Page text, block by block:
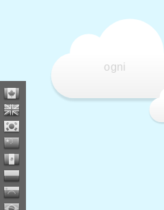
ogni